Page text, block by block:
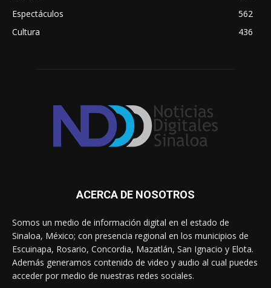
Espectáculos
562
Cultura
436
ACERCA DE NOSOTROS
Somos un medio de información digital en el estado de
Sinaloa, México; con presencia regional en los municipios de
Escuinapa, Rosario, Concordia, Mazatlán, San Ignacio y Elota.
Además generamos contenido de video y audio al cual puedes
acceder por medio de nuestras redes sociales.